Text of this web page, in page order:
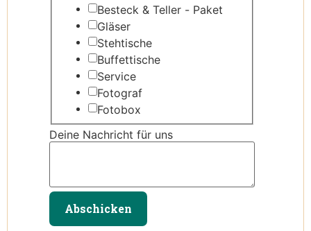
Besteck & Teller - Paket
Gläser
Stehtische
Buffettische
Service
Fotograf
Fotobox
Deine Nachricht für uns
Abschicken